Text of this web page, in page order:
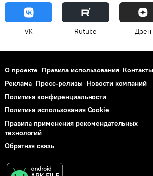
VK Rutube Дзен
О проекте Правила использования Контакты
Реклама Пресс-релизы Новости компаний
Политика конфиденциальности
Политика использования Cookie
Правила применения рекомендательных
технологий
Обратная связь